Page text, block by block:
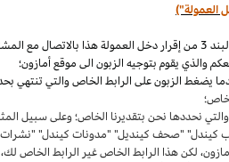
العمولة")
والذي يقوم بتوجيه الزبون الى موقع أمازون؛
يضغط الزبون على الرابط الخاص والتي تنتهي
نحددها نحن بتقديرنا الخاص؛وعلى سبيل
كيندل" "صحف كينديل" "مدونات كيندل" "نشرات
، لكن هذا الرابط الخاص غير الرابط الخاص لك،